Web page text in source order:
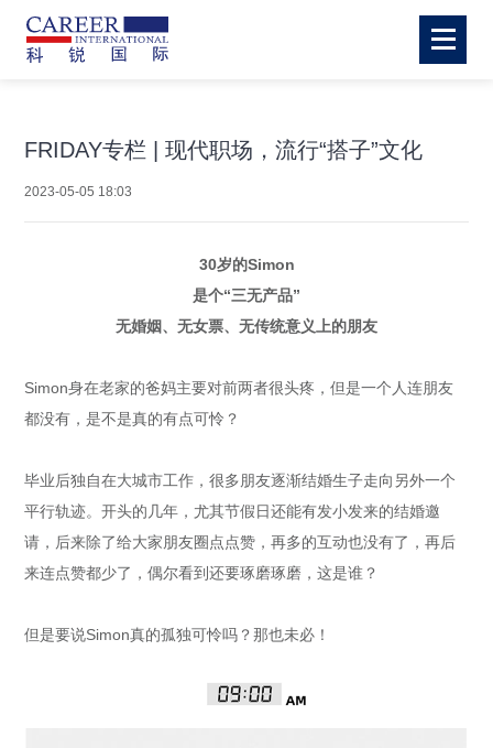
FRIDAY专栏 | 现代职场，流行“搭子”文化
2023-05-05 18:03
30岁的Simon
是个“三无产品”
无婚姻、无女票、无传统意义上的朋友
Simon身在老家的爸妈主要对前两者很头疼，但是一个人连朋友
都没有，是不是真的有点可怜？
毕业后独自在大城市工作，很多朋友逐渐结婚生子走向另外一个
平行轨迹。开头的几年，尤其节假日还能有发小发来的结婚邀
请，后来除了给大家朋友圈点点赞，再多的互动也没有了，再后
来连点赞都少了，偶尔看到还要琢磨琢磨，这是谁？
但是要说Simon真的孤独可怜吗？那也未必！